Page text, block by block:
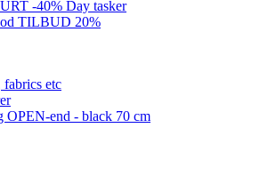
-40% Day tasker
TILBUD 20%
etc
OPEN-end - black 70 cm